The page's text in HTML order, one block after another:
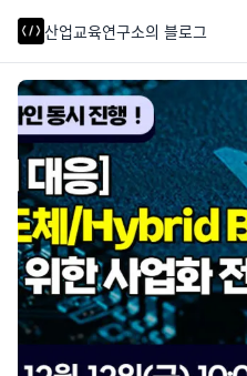
산업교육연구소의 블로그
산업교육연구소의 블로그